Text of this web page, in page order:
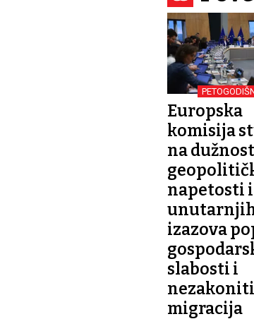
Europska
komisija
na
napetosti i
izazova
slabosti i
migracija